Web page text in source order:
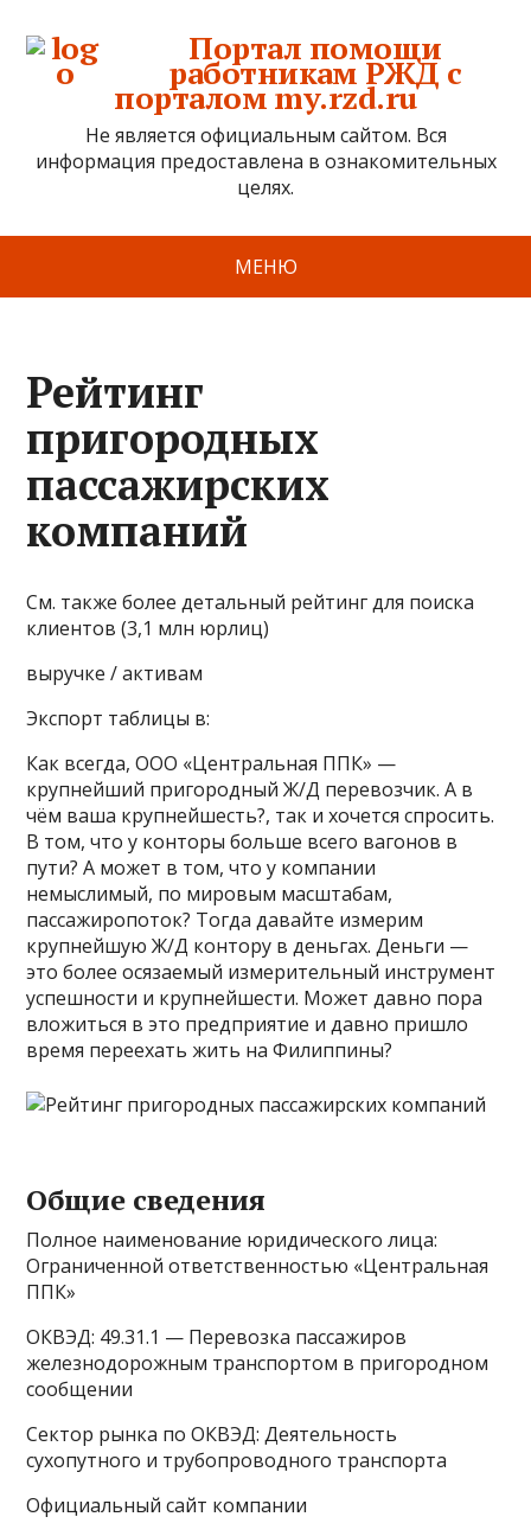
Портал помощи
работникам РЖД с
порталом my.rzd.ru
Не является официальным сайтом. Вся
информация предоставлена в ознакомительных
целях.
МЕНЮ
Рейтинг
пригородных
пассажирских
компаний
См. также более детальный рейтинг для поиска
клиентов (3,1 млн юрлиц)
выручке / активам
Экспорт таблицы в:
Как всегда, ООО «Центральная ППК» —
крупнейший пригородный Ж/Д перевозчик. А в
чём ваша крупнейшесть?, так и хочется спросить.
В том, что у конторы больше всего вагонов в
пути? А может в том, что у компании
немыслимый, по мировым масштабам,
пассажиропоток? Тогда давайте измерим
крупнейшую Ж/Д контору в деньгах. Деньги —
это более осязаемый измерительный инструмент
успешности и крупнейшести. Может давно пора
вложиться в это предприятие и давно пришло
время переехать жить на Филиппины?
Общие сведения
Полное наименование юридического лица:
Ограниченной ответственностью «Центральная
ППК»
ОКВЭД: 49.31.1 — Перевозка пассажиров
железнодорожным транспортом в пригородном
сообщении
Сектор рынка по ОКВЭД: Деятельность
сухопутного и трубопроводного транспорта
Официальный сайт компании